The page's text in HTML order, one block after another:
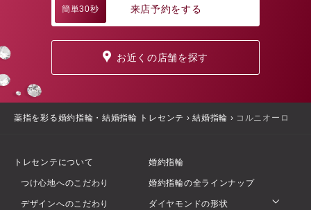
簡単30秒 来店予約をする
お近くの店舗を探す
薬指を彩る婚約指輪・結婚指輪 トレセンテ ›結婚指輪 › コルニオーロ
トレセンテについて
つけ心地へのこだわり
デザインへのこだわり
婚約指輪
婚約指輪の全ラインナップ
ダイヤモンドの形状